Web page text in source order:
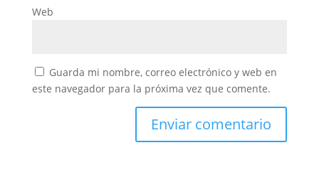
Web
Guarda mi nombre, correo electrónico y web en
este navegador para la próxima vez que comente.